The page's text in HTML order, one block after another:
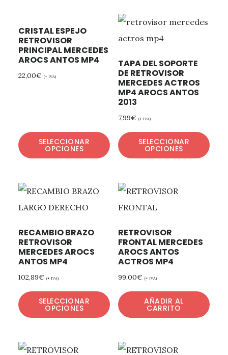
CRISTAL ESPEJO
RETROVISOR
PRINCIPAL MERCEDES
AROCS ANTOS MP4
22,00€ (+ IVA)
SELECCIONAR
OPCIONES
TAPA DEL SOPORTE
DE RETROVISOR
MERCEDES ACTROS
MP4 AROCS ANTOS
2013
7,99€ (+ IVA)
SELECCIONAR
OPCIONES
RECAMBIO BRAZO
RETROVISOR
MERCEDES AROCS
ANTOS MP4
102,89€ (+ IVA)
SELECCIONAR
OPCIONES
RETROVISOR
FRONTAL MERCEDES
AROCS ANTOS
ACTROS MP4
99,00€ (+ IVA)
AÑADIR AL
CARRITO